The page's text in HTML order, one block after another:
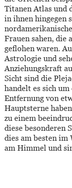
Titanen Atlas und
in ihnen hingegen
Frauen sahen, die
geflohen waren.
Astrologie und
Anziehungskraft
Sicht sind die
handelt es sich
Entfernung von
Hauptsterne
zu einem
diese besonderen
dies am besten im
am Himmel und